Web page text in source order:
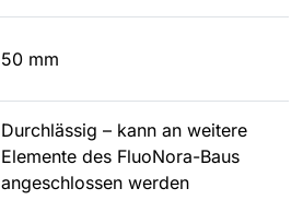
50 mm
Durchlässig – kann an weitere
Elemente des FluoNora-Baus
angeschlossen werden